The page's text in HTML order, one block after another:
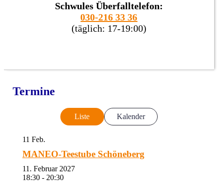
Schwules Überfalltelefon:
030-216 33 36
(täglich: 17-19:00)
Termine
Liste Kalender
11 Feb.
MANEO-Teestube Schöneberg
11. Februar 2027
18:30 - 20:30